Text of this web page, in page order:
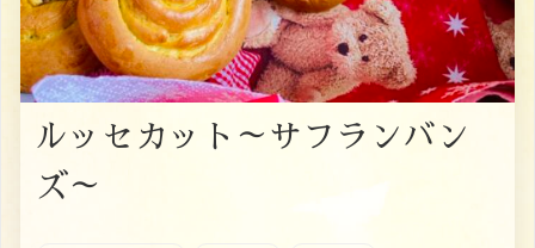
ルッセカット～サフランバン
ズ～